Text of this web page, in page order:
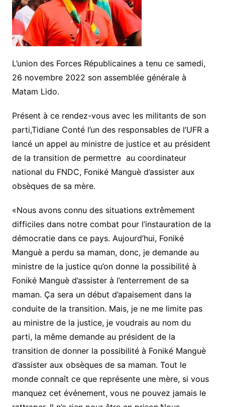
L’union des Forces Républicaines a tenu ce samedi,
26 novembre 2022 son assemblée générale à
Matam Lido.
Présent à ce rendez-vous avec les militants de son
parti,Tidiane Conté l’un des responsables de l’UFR a
lancé un appel au ministre de justice et au président
de la transition de permettre au coordinateur
national du FNDC, Foniké Manguè d’assister aux
obsèques de sa mère.
«Nous avons connu des situations extrêmement
difficiles dans notre combat pour l’instauration de la
démocratie dans ce pays. Aujourd’hui, Foniké
Manguè a perdu sa maman, donc, je demande au
ministre de la justice qu’on donne la possibilité à
Foniké Manguè d’assister à l’enterrement de sa
maman. Ça sera un début d’apaisement dans la
conduite de la transition. Mais, je ne me limite pas
au ministre de la justice, je voudrais au nom du
parti, la même demande au président de la
transition de donner la possibilité à Foniké Manguè
d’assister aux obsèques de sa maman. Tout le
monde connaît ce que représente une mère, si vous
manquez cet événement, vous ne pouvez jamais le